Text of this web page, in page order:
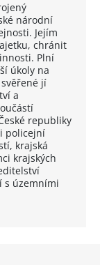
národní
Jejím
chránit
Plní
úkoly na
jí
a
republiky
policejní
krajská
krajských
s územními